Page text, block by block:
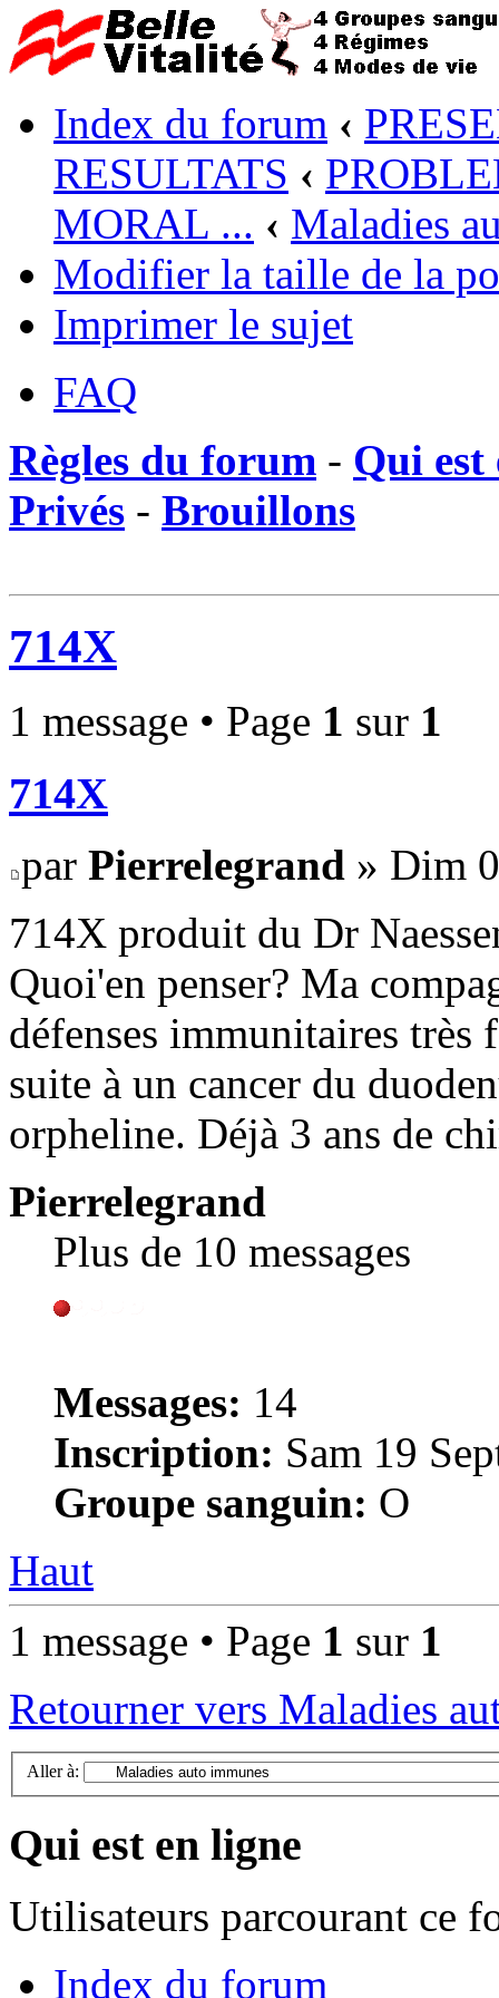
Index du forum ‹
RESULTATS ‹
MORAL ... ‹ Maladies
Modifier la taille de la
Imprimer le sujet
FAQ
Règles du forum - Qui est
Privés - Brouillons
714X
1 message • Page 1 sur 1
714X
par Pierrelegrand » Dim
714X produit du Dr
Quoi'en penser? Ma
défenses immunitaires très
suite à un cancer du
orpheline. Déjà 3 ans de
Pierrelegrand
Plus de 10 messages
Messages: 14
Inscription: Sam 19
Groupe sanguin: O
Haut
1 message • Page 1 sur 1
Retourner vers Maladies
Aller à:
Qui est en ligne
Utilisateurs parcourant ce
Index du forum